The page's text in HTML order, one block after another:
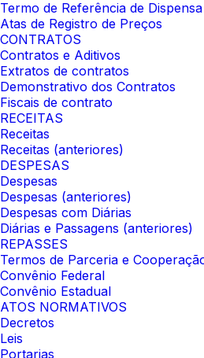
Termo de Referência de Dispensa
Atas de Registro de Preços
CONTRATOS
Contratos e Aditivos
Extratos de contratos
Demonstrativo dos Contratos
Fiscais de contrato
RECEITAS
Receitas
Receitas (anteriores)
DESPESAS
Despesas
Despesas (anteriores)
Despesas com Diárias
Diárias e Passagens (anteriores)
REPASSES
Termos de Parceria e
Convênio Federal
Convênio Estadual
ATOS NORMATIVOS
Decretos
Leis
Portarias